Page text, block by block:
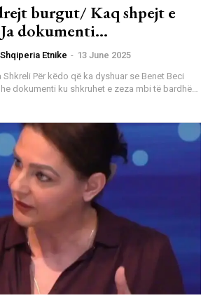
burgut/ Kaq shpejt e
dokumenti…
Shqiperia Etnike - 13 June 2025
se Benet Beci
dokumenti ku shkruhet e zeza mbi të bardhë…